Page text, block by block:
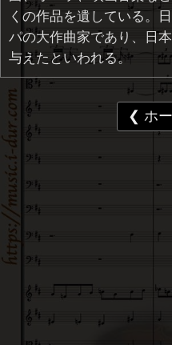
くの作品を遺している。
パの大作曲家であり、日
与えたといわれる。
❮ ホ